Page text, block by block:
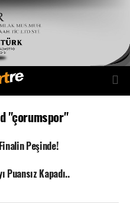
"çorumspor"
Peşinde!
Puansız Kapadı..